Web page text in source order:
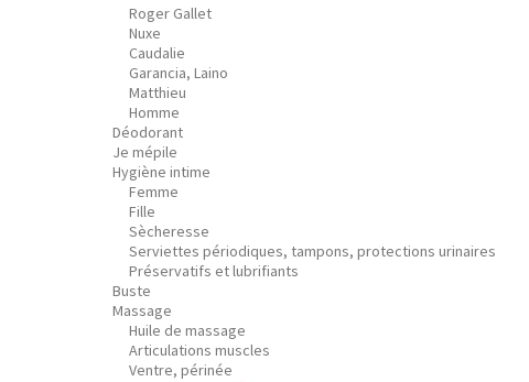
Roger Gallet
Nuxe
Caudalie
Garancia, Laino
Matthieu
Homme
Déodorant
Je mépile
Hygiène intime
Femme
Fille
Sècheresse
Serviettes périodiques, tampons, protections urinaires
Préservatifs et lubrifiants
Buste
Massage
Huile de massage
Articulations muscles
Ventre, périnée